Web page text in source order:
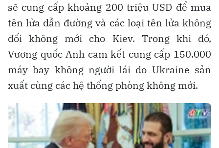
sẽ cung cấp khoảng 200 triệu USD để mua
tên lửa dẫn đường và các loại tên lửa không
đối không mới cho Kiev. Trong khi đó,
Vương quốc Anh cam kết cung cấp 150.000
máy bay không người lái do Ukraine sản
xuất cùng các hệ thống phòng không mới.